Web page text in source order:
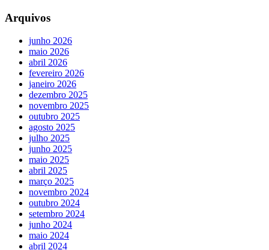
Arquivos
junho 2026
maio 2026
abril 2026
fevereiro 2026
janeiro 2026
dezembro 2025
novembro 2025
outubro 2025
agosto 2025
julho 2025
junho 2025
maio 2025
abril 2025
março 2025
novembro 2024
outubro 2024
setembro 2024
junho 2024
maio 2024
abril 2024